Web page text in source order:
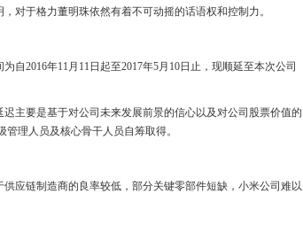
对于格力董明珠依然有着不可动摇的话语权和控制力。
自2016年11月11日起至2017年5月10日止，现顺延至本次公司
主要是基于对公司未来发展前景的信心以及对公司股票价值的
理人员及核心骨干人员自筹取得。
应链制造商的良率较低，部分关键零部件短缺，小米公司难以